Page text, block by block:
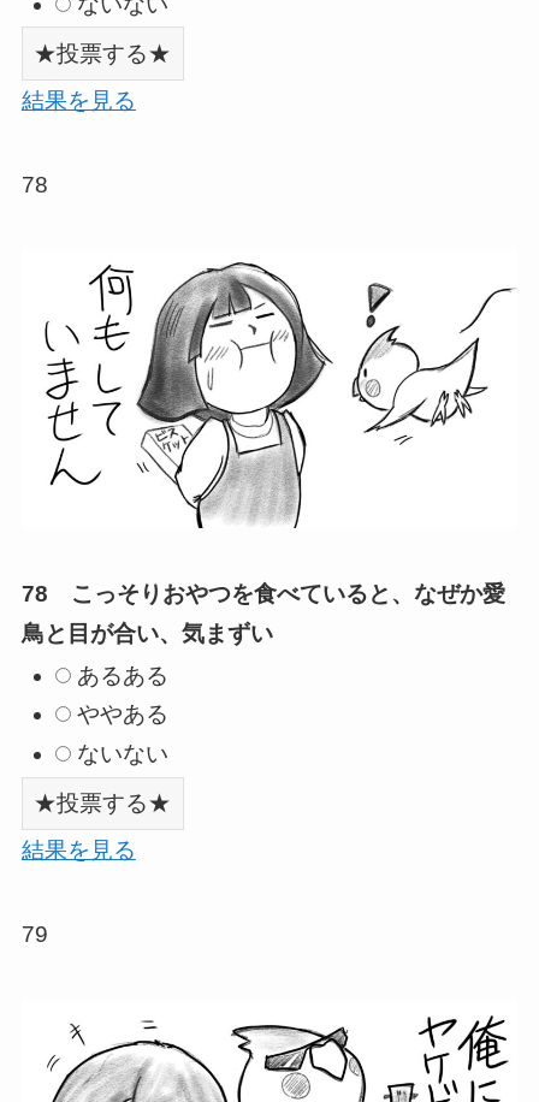
結果を見る
78
78 こっそりおやつを食べていると、なぜか愛
鳥と目が合い、気まずい
あるある
ややある
ないない
結果を見る
79